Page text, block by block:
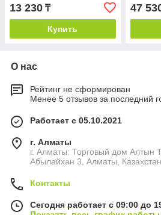
13 230 ₸
Купить
47
О нас
Рейтинг не сформирован
Менее 5 отзывов за последний
Работает с 05.10.2021
г. Алматы
г. Алматы: Торговый дом Алтын
Абылайхан 3, Алматы, Казахстан
Контакты
Сегодня работает с 09:00 до